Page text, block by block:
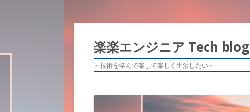
楽楽エンジニア Tech blog
～技術を学んで楽して楽しく生活したい～